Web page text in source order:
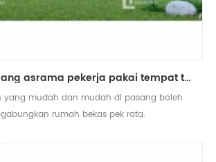
mudah di pasang asrama pekerja pakai tempat tinggal pek pek rumah kontena
yang mudah dan mudah di pasang boleh
rumah bekas pek rata.